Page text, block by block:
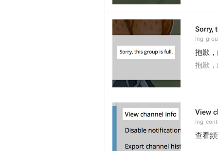
Sorry,
抱歉
抱歉
View
查看